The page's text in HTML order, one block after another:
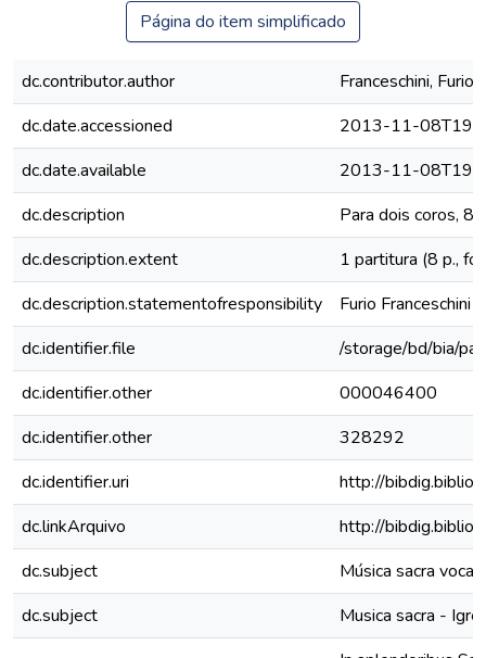
Página do item simplificado
dc.contributor.author
Franceschini, Furio
dc.date.accessioned
2013-11-
dc.date.available
2013-11-
dc.description
Para dois coros, 8
dc.description.extent
1 partitura (8 p.,
dc.description.statementofresponsibility
Furio Franceschini
dc.identifier.file
/storage/bd/bia/
dc.identifier.other
000046400
dc.identifier.other
328292
dc.identifier.uri
http://
dc.linkArquivo
http://
dc.subject
Música sacra
dc.subject
Musica sacra -